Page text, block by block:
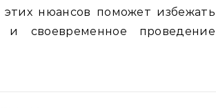
нюансов поможет избежать
и своевременное проведение